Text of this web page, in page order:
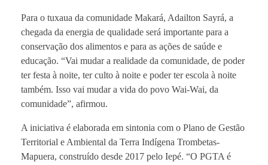
Para o tuxaua da comunidade Makará, Adailton Sayrá, a
chegada da energia de qualidade será importante para a
conservação dos alimentos e para as ações de saúde e
educação. “Vai mudar a realidade da comunidade, de poder
ter festa à noite, ter culto à noite e poder ter escola à noite
também. Isso vai mudar a vida do povo Wai-Wai, da
comunidade”, afirmou.
A iniciativa é elaborada em sintonia com o Plano de Gestão
Territorial e Ambiental da Terra Indígena Trombetas-
Mapuera, construído desde 2017 pelo Iepé. “O PGTA é